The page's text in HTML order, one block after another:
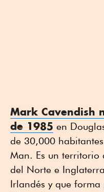
Mark Cavendish
de 1985 en
de 30,000
Man. Es un territorio
del Norte e
Irlandés y que